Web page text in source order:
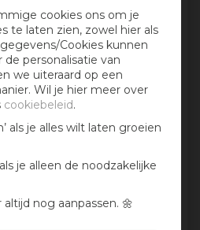
cookies ons om je
te laten zien, zowel hier als
Cookies kunnen
personalisatie van
we uiteraard op een
Wil je hier meer over
cookiebeleid.
als je alles wilt laten groeien
je alleen de noodzakelijke
nog aanpassen. 🌼